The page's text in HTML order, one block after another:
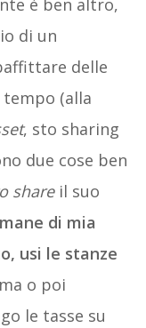
è ben altro,
di un
delle
(alla
, sto sharing
due cose ben
shareil suo
di mia
usi le stanze
o poi
le tasse su